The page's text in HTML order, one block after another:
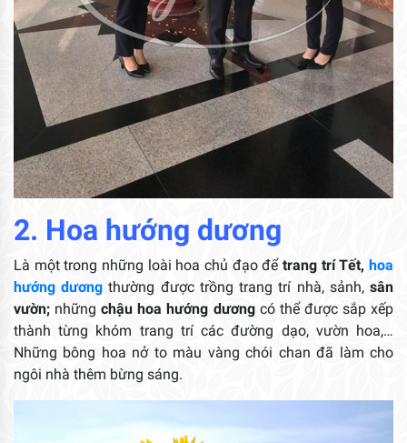
2. Hoa hướng dương
Là một trong những loài hoa chủ đạo để trang trí Tết, hoa
hướng dươngthường được trồng trang trí nhà, sảnh,sân
vườn; nhữngchậu hoa hướng dươngcó thể được sắp xếp
thành từng khóm trang trí các đường dạo, vườn hoa,…
Những bông hoa nở to màu vàng chói chan đã làm cho
ngôi nhà thêm bừng sáng.